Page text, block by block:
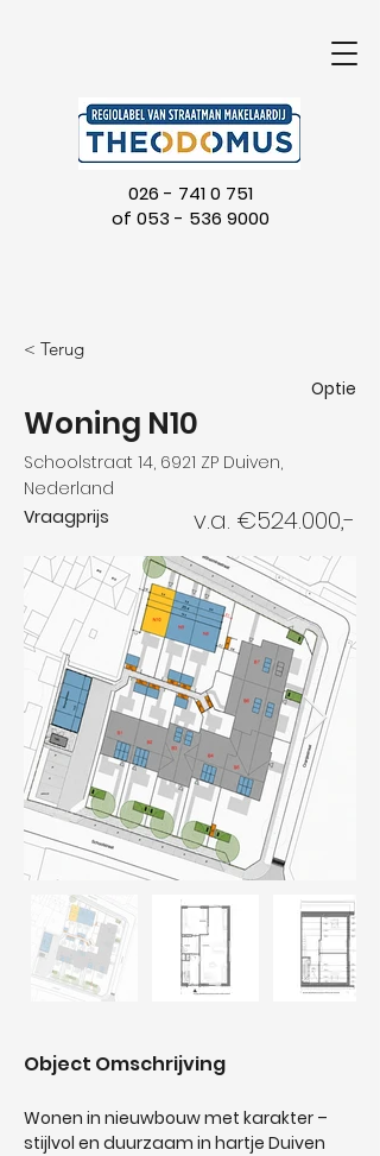
026 - 741 0 751
of 053 - 536 9000
< Terug
Optie
Woning N10
Schoolstraat 14, 6921 ZP Duiven,
Nederland
Vraagprijs
v.a. €524.000,-
Object Omschrijving
Wonen in nieuwbouw met karakter –
stijlvol en duurzaam in hartje Duiven